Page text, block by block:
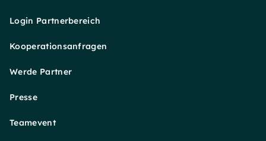
Login Partnerbereich
Kooperationsanfragen
Werde Partner
Presse
Teamevent